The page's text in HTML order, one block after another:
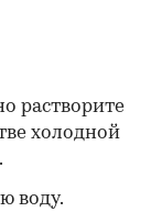
растворите
холодной
воду.